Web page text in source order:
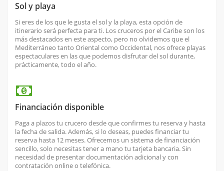
Sol y playa
Si eres de los que le gusta el sol y la playa, esta opción de
itinerario será perfecta para ti. Los cruceros por el Caribe son los
más destacados en este aspecto, pero no olvidemos que el
Mediterráneo tanto Oriental como Occidental, nos ofrece playas
espectaculares en las que podemos disfrutar del sol durante,
prácticamente, todo el año.
Financiación disponible
Paga a plazos tu crucero desde que confirmes tu reserva y hasta
la fecha de salida. Además, si lo deseas, puedes financiar tu
reserva hasta 12 meses. Ofrecemos un sistema de financiación
sencillo, solo necesitas tener a mano tu tarjeta bancaria. Sin
necesidad de presentar documentación adicional y con
contratación online o telefónica.